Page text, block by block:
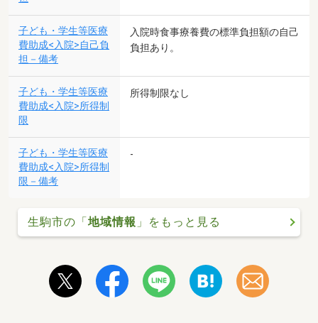
子ども・学生等医療
費助成<入院>自己負
担－備考
入院時食事療養費の標準負担額の自己
負担あり。
子ども・学生等医療
費助成<入院>所得制
限
所得制限なし
子ども・学生等医療
費助成<入院>所得制
限－備考
-
生駒市の「地域情報 」をもっと見る